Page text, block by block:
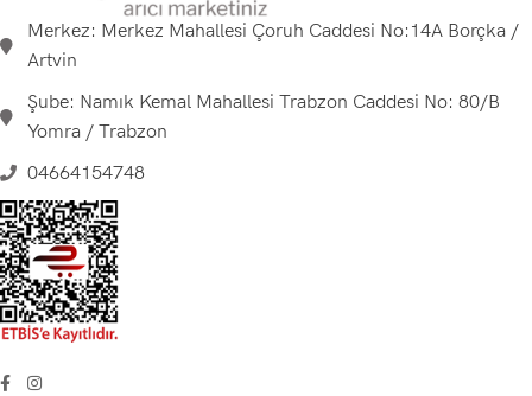
Merkez: Merkez Mahallesi Çoruh Caddesi No:14A Borçka /
Artvin
Şube: Namık Kemal Mahallesi Trabzon Caddesi No: 80/B
Yomra / Trabzon
04664154748